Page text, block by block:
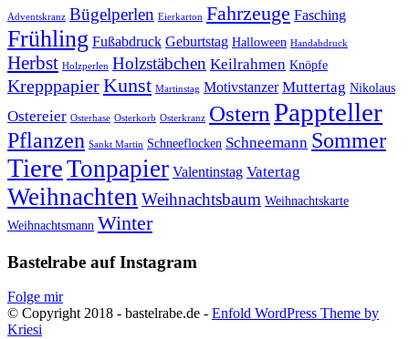
Adventskranz Bügelperlen Eierkarton Fahrzeuge Fasching
Frühling Fußabdruck Geburtstag Halloween Handabdruck
Herbst Holzperlen Holzstäbchen Keilrahmen Knöpfe
KrepppapierKunst Martinstag Motivstanzer Muttertag Nikolaus
Ostereier Osterhase Osterkorb Osterkranz Ostern Pappteller
Pflanzen Sankt Martin Schneeflocken Schneemann Sommer
TiereTonpapier Valentinstag Vatertag
Weihnachten Weihnachtsbaum Weihnachtskarte
Weihnachtsmann Winter
Bastelrabe auf Instagram
Folge mir
© Copyright 2018 - bastelrabe.de - Enfold WordPress Theme by
Kriesi